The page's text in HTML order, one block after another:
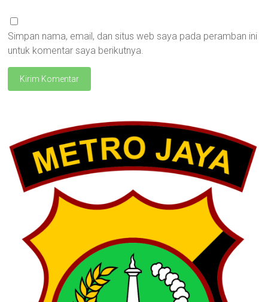
Simpan nama, email, dan situs web saya pada peramban ini
untuk komentar saya berikutnya.